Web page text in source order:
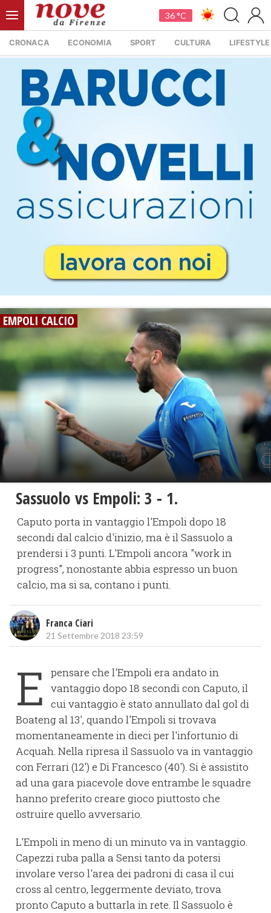
36 °C
CRONACA ECONOMIA SPORT CULTURA LIFESTYLE
EMPOLI CALCIO
Sassuolo vs Empoli: 3 - 1.
Caputo porta in vantaggio l'Empoli dopo 18
secondi dal calcio d'inizio, ma è il Sassuolo a
prendersi i 3 punti. L'Empoli ancora "work in
progress", nonostante abbia espresso un buon
calcio, ma si sa, contano i punti.
Franca Ciari
21 Settembre 2018 23:59
E
pensare che l'Empoli era andato in
vantaggio dopo 18 secondi con Caputo, il
cui vantaggio è stato annullato dal gol di
Boateng al 13', quando l'Empoli si trovava
momentaneamente in dieci per l'infortunio di
Acquah. Nella ripresa il Sassuolo va in vantaggio
con Ferrari (12') e Di Francesco (40'). Si è assistito
ad una gara piacevole dove entrambe le squadre
hanno preferito creare gioco piuttosto che
ostruire quello avversario.
L'Empoli in meno di un minuto va in vantaggio.
Capezzi ruba palla a Sensi tanto da potersi
involare verso l'area dei padroni di casa il cui
cross al centro, leggermente deviato, trova
pronto Caputo a buttarla in rete. Il Sassuolo è